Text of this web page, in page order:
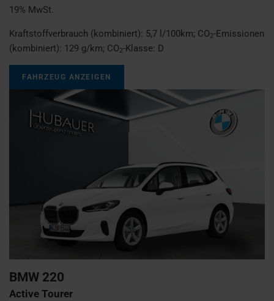
19% MwSt.
Kraftstoffverbrauch (kombiniert): 5,7 l/100km; CO2-Emissionen
(kombiniert): 129 g/km; CO2-Klasse: D
FAHRZEUG ANZEIGEN
BMW 220
Active Tourer